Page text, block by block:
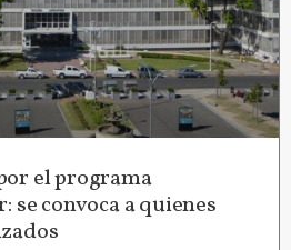
el programa
se convoca a quienes